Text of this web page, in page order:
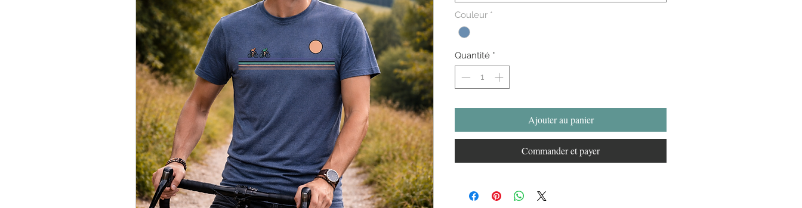
Couleur *
Quantité *
Ajouter au panier
Commander et payer